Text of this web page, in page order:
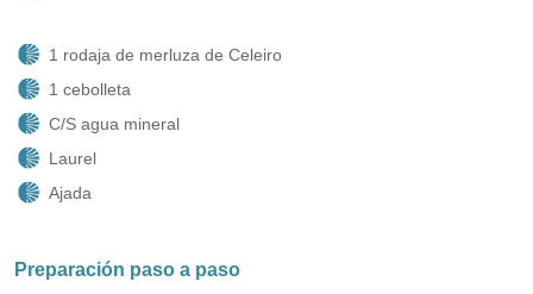
1 rodaja de merluza de Celeiro
1 cebolleta
C/S agua mineral
Laurel
Ajada
Preparación paso a paso